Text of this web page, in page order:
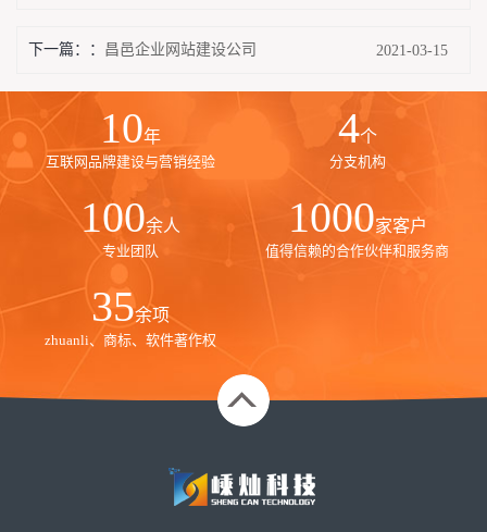
下一篇： 昌邑企业网站建设公司 2021-03-15
10年
互联网品牌建设与营销经验
4个
分支机构
100余人
专业团队
1000家客户
值得信赖的合作伙伴和服务商
35余项
zhuanli、商标、软件著作权